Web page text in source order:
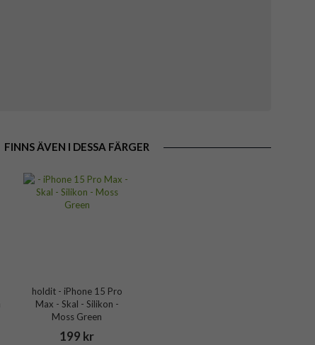
FINNS ÄVEN I DESSA FÄRGER
holdit - iPhone 15 Pro
Max - Skal - Silikon -
Moss Green
199 kr